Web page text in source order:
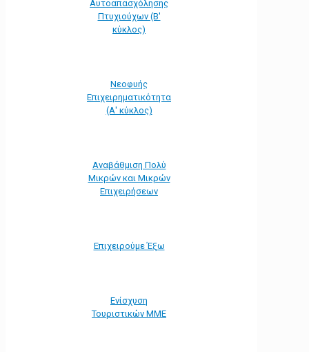
Αυτοαπασχόλησης
Πτυχιούχων (Β'
κύκλος)
Νεοφυής
Επιχειρηματικότητα
(Α' κύκλος)
Αναβάθμιση Πολύ
Μικρών και Μικρών
Επιχειρήσεων
Επιχειρούμε Έξω
Ενίσχυση
Τουριστικών ΜΜΕ